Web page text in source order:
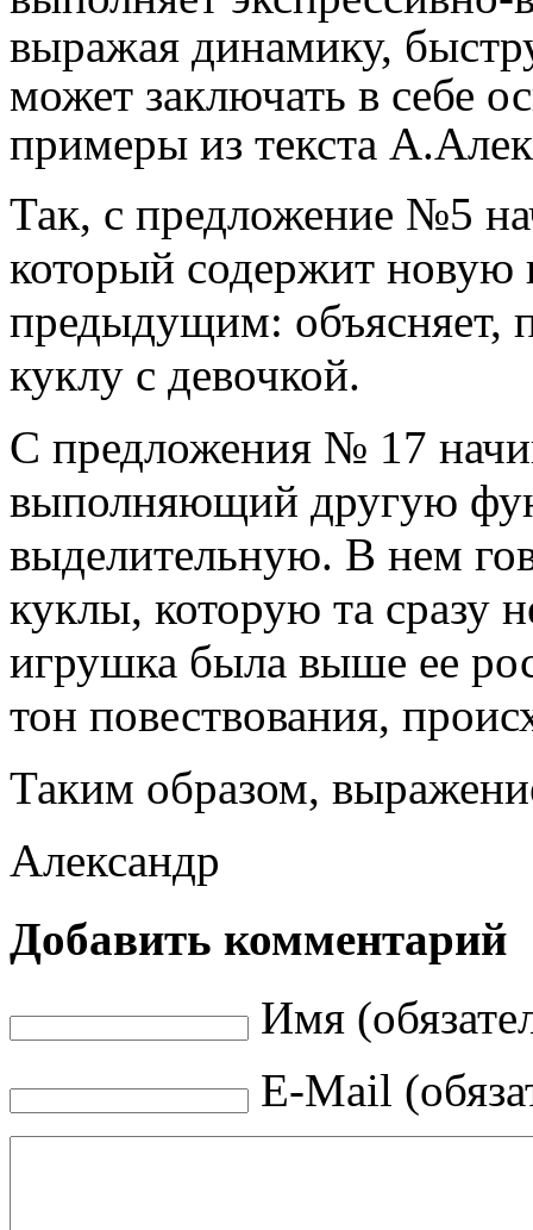
выражая динамику,
может заключать в себе
примеры из текста
Так, с предложение №5
который содержит
предыдущим: объясняет,
куклу с девочкой.
С предложения № 17
выполняющий другую
выделительную. В нем
куклы, которую та сразу
игрушка была выше ее
тон повествования,
Таким образом,
Александр
Добавить комментарий
Имя
E-Mail